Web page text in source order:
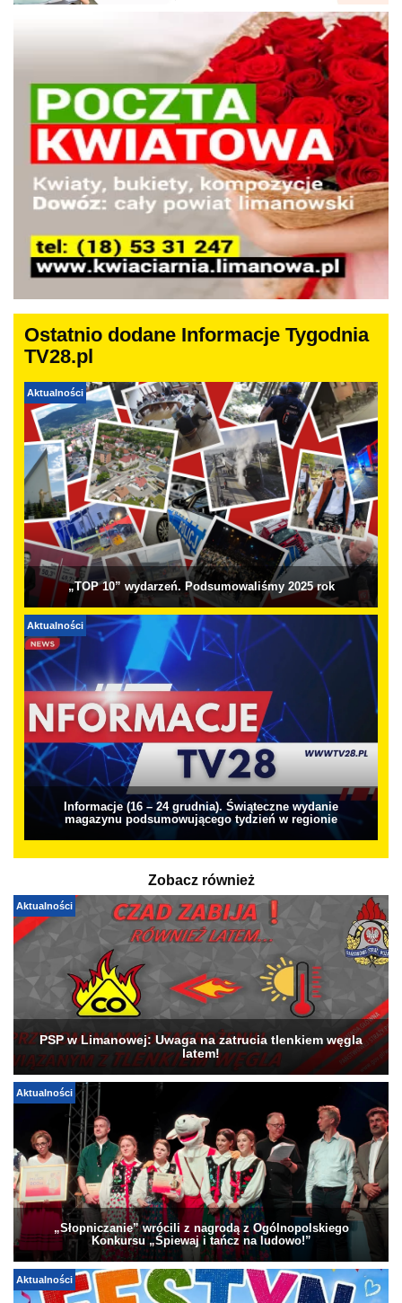
Ostatnio dodane Informacje Tygodnia
TV28.pl
Aktualności
„TOP 10” wydarzeń. Podsumowaliśmy 2025 rok
Aktualności
Informacje (16 – 24 grudnia). Świąteczne wydanie
magazynu podsumowującego tydzień w regionie
Zobacz również
Aktualności
PSP w Limanowej: Uwaga na zatrucia tlenkiem węgla
latem!
Aktualności
„Słopniczanie” wrócili z nagrodą z Ogólnopolskiego
Konkursu „Śpiewaj i tańcz na ludowo!”
Aktualności